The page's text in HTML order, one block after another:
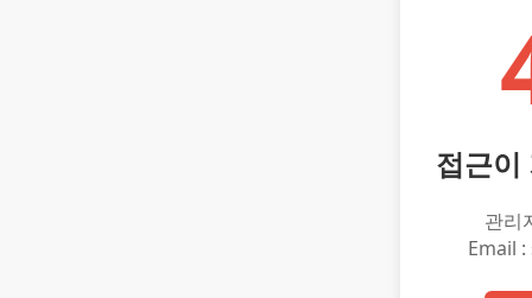
접근이
관리
Email